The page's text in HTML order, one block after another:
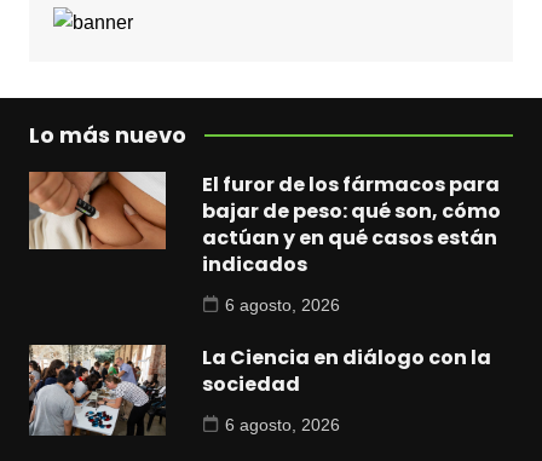
Lo más nuevo
El furor de los fármacos para
bajar de peso: qué son, cómo
actúan y en qué casos están
indicados
6 agosto, 2026
La Ciencia en diálogo con la
sociedad
6 agosto, 2026